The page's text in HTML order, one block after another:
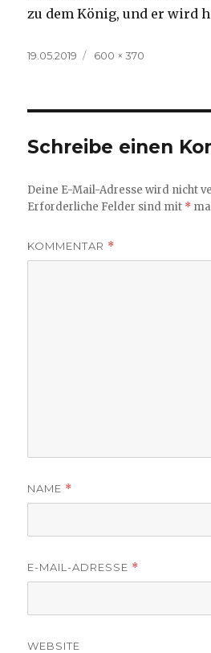
zu dem König, und er wird
Veröffentlicht
19.05.2019
Volle
600 × 370
Schreibe einen
Deine E-Mail-Adresse wird nicht
Erforderliche Felder sind mit *
KOMMENTAR *
NAME *
E-MAIL-ADRESSE *
WEBSITE